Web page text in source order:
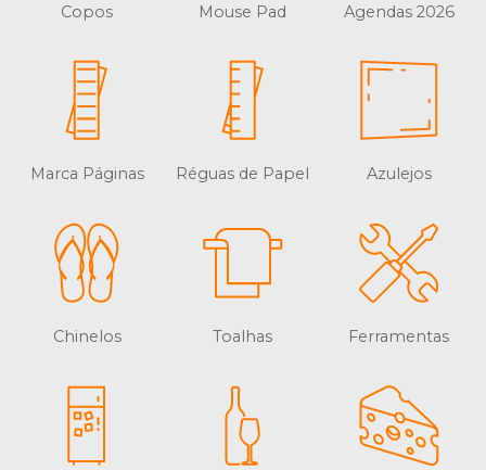
Copos Mouse Pad Agendas 2026
Marca Páginas Réguas de Papel Azulejos
Chinelos Toalhas Ferramentas